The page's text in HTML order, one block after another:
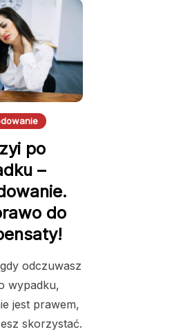
po
–
do
odczuwasz
wypadku,
jest prawem,
skorzystać.